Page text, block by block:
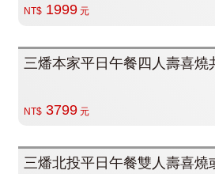
NT$1999元
三燔本家平日午餐四人壽喜燒
NT$3799元
三燔北投平日午餐雙人壽喜燒